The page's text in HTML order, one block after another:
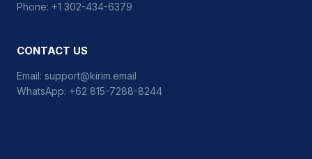
Phone: +1 302-434-6379
CONTACT US
Email: support@kirim.email
WhatsApp: +62 815-7288-8244